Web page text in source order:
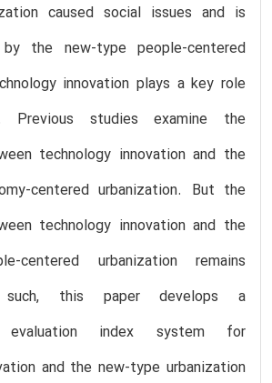
caused social issues and is
the new-type people-centered
innovation plays a key role
Previous studies examine the
technology innovation and the
centered urbanization. But the
technology innovation and the
centered urbanization remains
such, this paper develops a
evaluation index system for
and the new-type urbanization